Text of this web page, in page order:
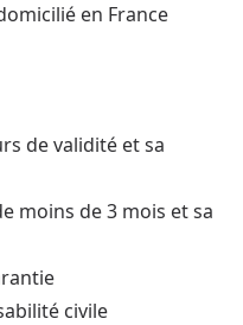
en France
de validité et sa
moins de 3 mois et sa
civile